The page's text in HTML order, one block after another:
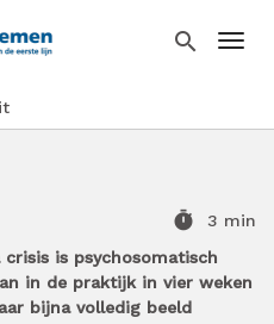
search
timer
3 min
is psychosomatisch
in de praktijk in vier weken
bijna volledig beeld